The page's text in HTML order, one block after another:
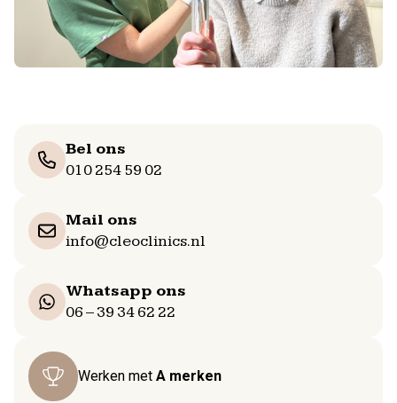
Bel ons
010 254 59 02
Mail ons
info@cleoclinics.nl
Whatsapp ons
06 – 39 34 62 22
Werken met A merken